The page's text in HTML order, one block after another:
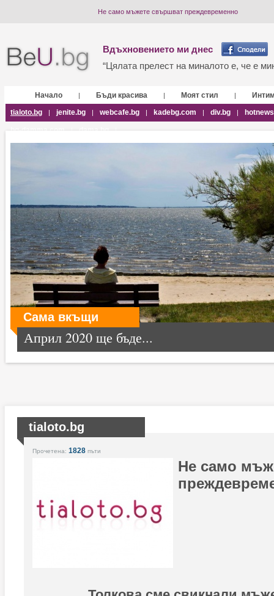
Не само мъжете свършват преждевременно
Вдъхновението ми днес
“Цялата прелест на миналото е, че е
Начало | Бъди красива | Моят стил |
tialoto.bg
| jenite.bg | webcafe.bg | kadebg.com | div.bg |
Сама вкъщи
Април 2020 ще бъде...
tialoto.bg
Прочетена: 1828 пъти
Не само